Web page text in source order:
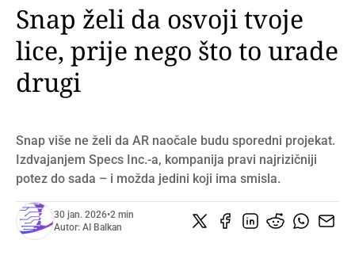
PRETPLATI SE
Snap želi da osvoji tvoje
lice, prije nego što to urade
drugi
Snap više ne želi da AR naočale budu sporedni projekat.
Izdvajanjem Specs Inc.-a, kompanija pravi najrizičniji
potez do sada – i možda jedini koji ima smisla.
30 jan. 2026•2 min
Autor: AI Balkan